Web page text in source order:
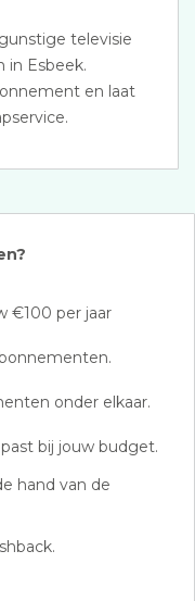
televisie
in Esbeek.
en laat
€100 per jaar
onder elkaar.
bij jouw budget.
hand van de